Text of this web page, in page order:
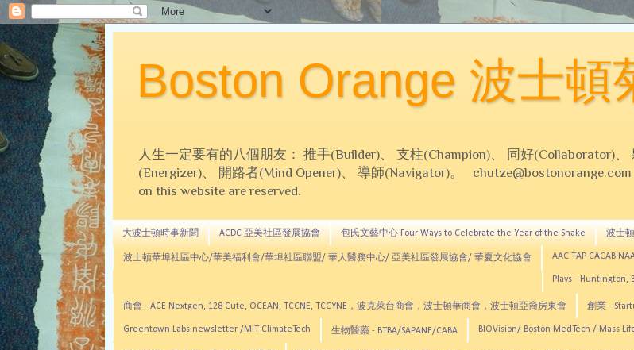
Boston Orange 波士頓
人生一定要有的八個朋友： 推手(Builder)、 支柱(Champion)、 同好(Collaborator)
(Energizer)、 開路者(Mind Opener)、 導師(Navigator)。
on this website are reserved.
大波士頓時事新聞 ACDC 亞美社區發展協會 包氏文藝中心 Four Ways to Celebrate the Year of the Snake 波士
波士頓華埠社區中心/華美福利會/華埠社區聯盟/ 華人醫務中心/ 亞美社區發展協會/ 華夏文化協會 AAC TAP CACAB
Plays - Huntington,
商會 - ACE Nextgen, 128 Cute, OCEAN, TCCNE, TCCYNE，波克萊台商會，波士頓華商會，波士頓亞裔房東會 創業 -
Greentown Labs newsletter /MIT ClimateTech 生物醫藥 - BTBA/SAPANE/CABA BIOVision/ Boston MedTech / Mass